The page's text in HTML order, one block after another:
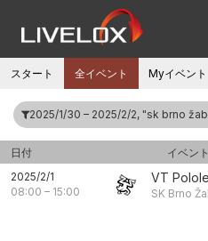
スタート 全イベント Myイベント
2025/1/30 – 2025/2/2, "sk brno
日付 イベント
2025/2/1
08:00 – 15:00
VT
SK Brno